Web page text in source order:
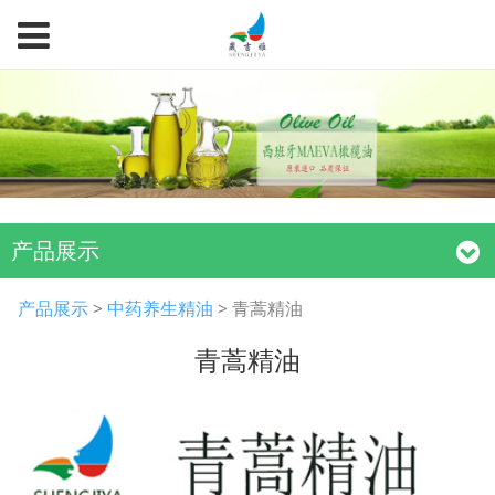
产品展示
青蒿精油
产品展示> 中药养生精油 > 青蒿精油
青蒿精油